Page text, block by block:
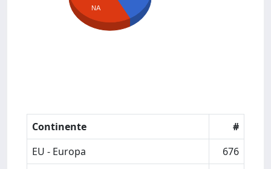
NA
Continente
#
EU - Europa
676